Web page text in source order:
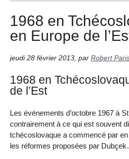
1968 en
en Europe de
jeudi 28 février 2013 par Robert
1968 en
de l’Est
Les événements d’octobre 1967 à
contrairement à ce qui est souvent
tchécoslovaque a commencé par
les réformes proposées par